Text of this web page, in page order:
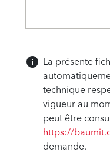
info La présente
technique
vigueur au
peut être
https://
demande.